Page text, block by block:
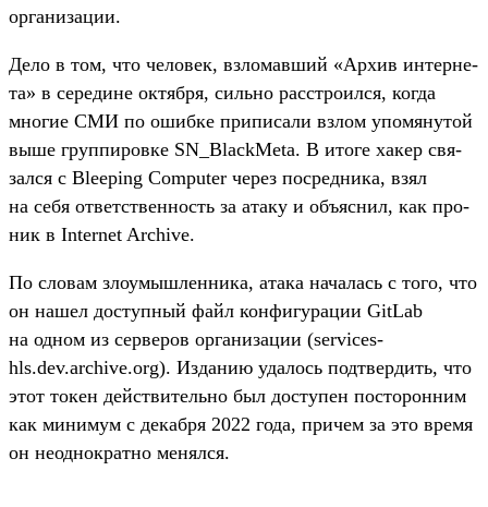
орга­низа­ции.
Де­ло в том, что человек, взло­мав­ший «Архив интерне­
та» в середи­не октября, силь­но расс­тро­ился, ког­да
мно­гие СМИ по ошиб­ке при­писа­ли взлом упо­мяну­той
выше груп­пиров­ке SN_BlackMeta. В ито­ге хакер свя­
зал­ся с Bleeping Computer через пос­редни­ка, взял
на себя ответс­твен­ность за ата­ку и объ­яснил, как про­
ник в Internet Archive.
По сло­вам зло­умыш­ленни­ка, ата­ка началась с того, что
он нашел дос­тупный файл кон­фигура­ции GitLab
на одном из сер­веров орга­низа­ции (services-
hls.dev.archive.org). Изда­нию уда­лось под­твер­дить, что
этот токен дей­стви­тель­но был дос­тупен пос­торон­ним
как минимум с декаб­ря 2022 года, при­чем за это вре­мя
он неод­нократ­но менял­ся.